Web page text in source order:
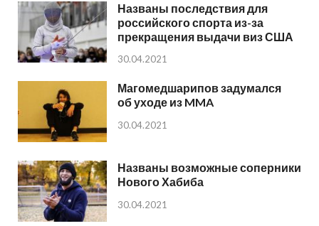
Названы последствия для
российского спорта из-за
прекращения выдачи виз США
30.04.2021
Магомедшарипов задумался
об уходе из MMA
30.04.2021
Названы возможные соперники
Нового Хабиба
30.04.2021